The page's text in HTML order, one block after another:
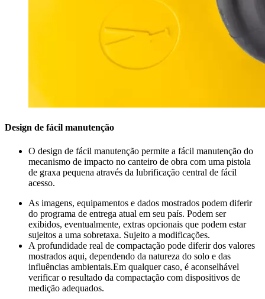
Design de fácil manutenção
O design de fácil manutenção permite a fácil manutenção do
mecanismo de impacto no canteiro de obra com uma pistola
de graxa pequena através da lubrificação central de fácil
acesso.
As imagens, equipamentos e dados mostrados podem diferir
do programa de entrega atual em seu país. Podem ser
exibidos, eventualmente, extras opcionais que podem estar
sujeitos a uma sobretaxa. Sujeito a modificações.
A profundidade real de compactação pode diferir dos valores
mostrados aqui, dependendo da natureza do solo e das
influências ambientais.Em qualquer caso, é aconselhável
verificar o resultado da compactação com dispositivos de
medição adequados.